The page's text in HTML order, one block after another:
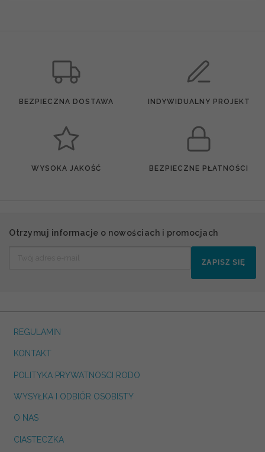
BEZPIECZNA DOSTAWA INDYWIDUALNY PROJEKT
WYSOKA JAKOŚĆ BEZPIECZNE PŁATNOŚCI
Otrzymuj informacje o nowościach i promocjach
ZAPISZ SIĘ
REGULAMIN
KONTAKT
POLITYKA PRYWATNOSCI RODO
WYSYŁKA I ODBIÓR OSOBISTY
O NAS
CIASTECZKA